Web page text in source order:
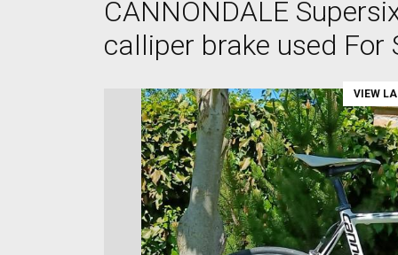
CANNONDALE
calliper brake used For
VIEW